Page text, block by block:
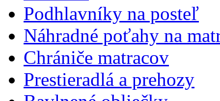
Podhlavníky na posteľ
Náhradné poťahy na
Chrániče matracov
Prestieradlá a prehozy